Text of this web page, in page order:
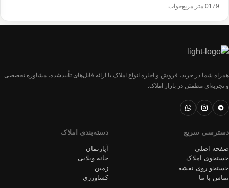
1790 متر مربع خواب
همراه شما در خرید، فروش و اجاره انواع املاک با ارائه فایل‌های تأییدشده، مشاوره تخصصی
و تجربه‌ای مطمئن در بازار املاک.
دسترسی سریع
صفحه اصلی
جستجوی املاک
جستجو روی نقشه
تماس با ما
دسته‌بندی املاک
آپارتمان
خانه ویلایی
زمین
کشاورزی